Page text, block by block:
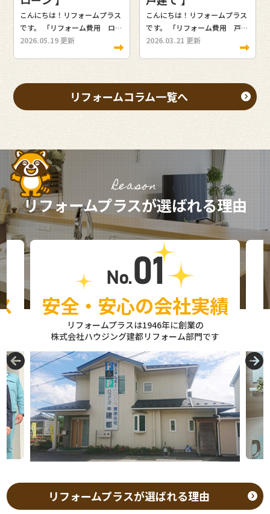
できる補助金制度について詳し
く解説します。 この記事を読む
と、一戸建てのリフォーム費用
の目安や資金計画の立て方が分
かります。 「これから一戸建て
家族」「住宅ローンを活用して
負担を抑えたいご家族」はぜひ
最後まで読んでみてください！
建てのリフォーム費用の相場
は、工事内容によって大きく異
なります。 住宅全体のリフォー
ム費用の相場は300万円～
2,000万円程度です。 私自身も
お客様から「100万円くらいで
家全体をきれいにできますか」
と相談を受けることがありま
す。しかし、実際には工事範囲
によって必要な予算が大きく変
わります。 水回りリフォームの
相場 キッチンリフォームの相場
は50万円～200万円程度です。
浴室リフォームの相場は80万円
～180万円程度です。 トイレリ
フォームの相場は15万円～50
万円程度です。 洗面台交換の相
場は10万円～40万円程度です。
水回り設備は毎日使用する設備
です。築20年以上の一戸建てで
は、設備の老朽化による交換依
頼が非常に多くなります。 外
壁・屋根リフォームの相場 外壁
塗装の相場は80万円～150万円
程度です。 屋根塗装の相場は
万円～250万円程度です。 外壁
フォーム、業者選びまで詳しく
紹介します。この記事を読むこ
とで、一戸建てリフォームの費
用相場と失敗しない進め方が分
かります。 築20年以上の一戸
ご家族、費用を抑えながら快適
な住まいを実現したいご家族は
失敗しないための完全ガイド｜
費用・補助金・人気リフォーム
を徹底解説】 一戸建てのリフォ
ーム費用の相場を知ることは、
後悔しないリフォーム計画につ
ながります。甲府市では築25年
以上の一戸建て住宅が多く、水
回り設備や外壁の老朽化が進ん
でいます。リフォーム費用の相
場を知らずに契約すると、予算
オーバーになるケースがありま
す。リフォームプラスでは、現
地調査を行い、工事項目ごとの
費用を細かく説明しています。
―――――――――― 【2026年最新版｜リフォー
ム甲府市で活用できる補助金・
助成金まとめ】 一戸建てのリフ
ォーム費用の相場を抑えるため
には、補助金制度の活用が重要
です。国の省エネ補助金や甲府
市の助成制度を利用すると、費
用負担を軽減できます。断熱窓
の設置では最大200万円規模の
補助が受けられる場合がありま
す。高効率給湯器の交換では10
は、内窓設置とエコキュート交
こんにちは！リフォームプラス
です。 「リフォーム費用 ロー
ン 甲府市」と検索されたご家
族は、リフォームを検討する中
いった資金面の不安を感じてい
るのではないでしょうか。甲府
立てることが重要です。 この記
事では、リフォーム費用とロー
ンの基本、甲府市での費用相
場、補助金の活用方法、業者選
びのポイントまで詳しく解説し
ます。この記事を読むことで、
リフォーム費用の支払い方法と
最適なローンの組み方が分かり
ます。 自己資金に不安があるご
家族、月々の支払いを抑えなが
らリフォームをしたいご家族、
これから計画を立てるご家族は
ぜひ最後まで読んでみてくださ
い。 ―――――――――― 【リフォーム甲府市で
後悔しないための完全ガイド｜
費用・補助金・最新トレンドを
徹底解説】 リフォーム費用とロ
ーンを正しく理解することが成
功のポイントです。甲府市では
築20年以上の戸建て住宅が多
く、設備交換や断熱改修の需要
が高まっています。リフォーム
費用を自己資金だけで賄う場合
は負担が大きくなるため、ロー
ンの活用が現実的な選択になり
金計画の段階から相談を受け、
無理のない返済プランを提案し
ています。 ―――――――――― 【2026年最新版
2026.05.19 更新
こんにちは！リフォームプラス
です。 「リフォーム費用 戸建
て」と検索されたご家族は、戸
建て住宅のリフォームを検討す
ではないでしょうか。戸建ての
リフォーム費用は工事内容や築
戸建てのリフォーム費用の相場
を具体的な金額で解説します。
補助金情報、水回りや外壁の費
用、性能向上リフォーム、業者
選び、中古リノベまで幅広く紹
介します。この記事を読むこと
で、リフォーム費用の目安と失
敗しない進め方が分かります。
戸建て住宅にお住まいのご家
族、築20年以上でリフォームを
検討しているご家族、費用を抑
たいご家族はぜひ最後まで読ん
でみてください。 ―――――――――― 【後悔し
ないための完全ガイド｜費用相
場・補助金・最新トレンドを徹
底解説】 戸建てのリフォーム費
用を正しく把握することが成功
の第一歩です。戸建て住宅は築
年数が進むと設備の老朽化や断
熱性能の低下が起きます。リフ
ォーム費用の相場を知らない状
態で契約すると予算オーバーの
リスクが高まります。リフォー
ムプラスでは現地調査を行い、
ています。 ―――――――――― 【2026年版｜リ
フォームで使える補助金・助成
金の最新情報】 戸建てのリフォ
2026.03.21 更新
リフォームコラム一覧へ
Reason
リフォームプラスが選ばれる理由
No.01
安全・安心の会社実績
リフォームプラスは1946年に創業の
株式会社ハウジング建都リフォーム部門です
リフォームプラスが選ばれる理由